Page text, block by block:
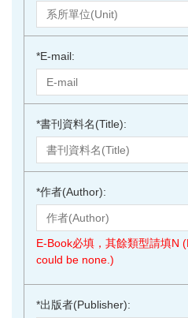
*E-mail:
*書刊資料名(Title):
*作者(Author):
E-Book必填，其餘類型請填N
could be none.)
*出版者(Publisher):